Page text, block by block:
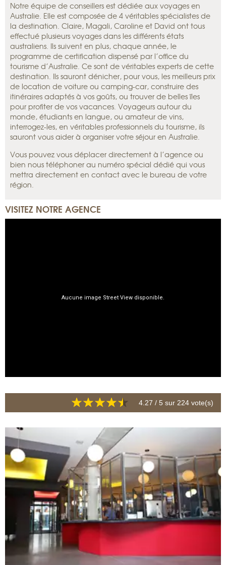
Notre équipe de conseillers est dédiée aux voyages en
Australie. Elle est composée de 4 véritables spécialistes de
la destination. Claire, Magali, Caroline et David ont tous
effectué plusieurs voyages dans les différents états
australiens. Ils suivent en plus, chaque année, le
programme de certification dispensé par l’office du
tourisme d’Australie. Ce sont de véritables experts de cette
destination. Ils sauront dénicher, pour vous, les meilleurs prix
de location de voiture ou camping-car, construire des
itinéraires adaptés à vos goûts, ou trouver de belles îles
pour profiter de vos vacances. Voyageurs autour du
monde, étudiants en langue, ou amateur de vins,
interrogez-les, en véritables professionnels du tourisme, ils
sauront vous aider à organiser votre séjour en Australie.
Vous pouvez vous déplacer directement à l’agence ou
bien nous téléphoner au numéro spécial dédié qui vous
mettra directement en contact avec le bureau de votre
région.
VISITEZ NOTRE AGENCE
4.27 / 5 sur 224 vote(s)